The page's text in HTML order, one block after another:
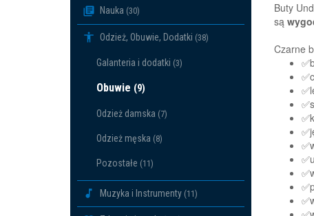
Nauka (30)
Odzież, Obuwie, Dodatki (38)
Galanteria i dodatki (3)
Obuwie (9)
Odzież damska (7)
Odzież męska (8)
Pozostałe (11)
Muzyka i Instrumenty (11)
Buty
są
Czarne